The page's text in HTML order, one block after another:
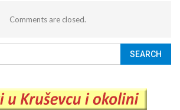
Comments are closed.